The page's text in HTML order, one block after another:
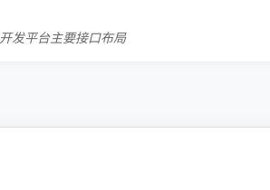
发平台主要接口布局